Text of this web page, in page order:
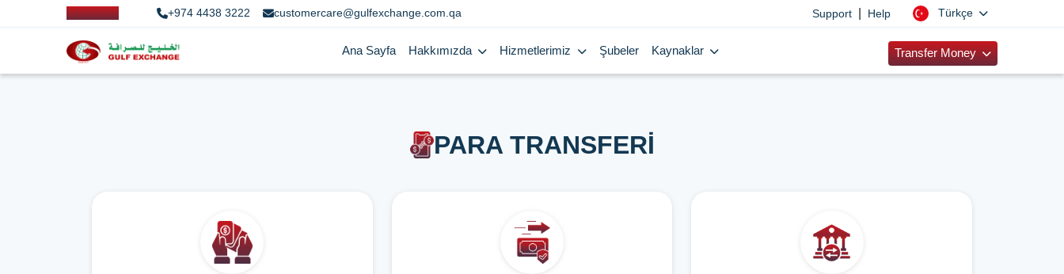
+974 4438 3222 customercare@gulfexchange.com.qa Support Help Türkçe
Ana Sayfa Hakkımızda Hizmetlerimiz Şubeler Kaynaklar Transfer Money
PARA TRANSFERİ